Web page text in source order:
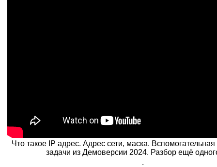
Что такое IP адрес. Адрес сети, маска. Вспомогательная
задачи из Демоверсии 2024. Разбор ещё
.